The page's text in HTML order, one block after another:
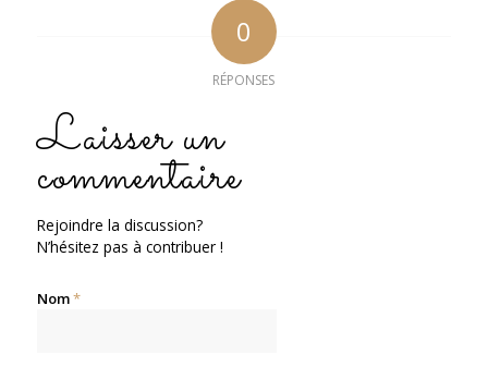
0
RÉPONSES
Laisser un
commentaire
Rejoindre la discussion?
N’hésitez pas à contribuer !
Nom*